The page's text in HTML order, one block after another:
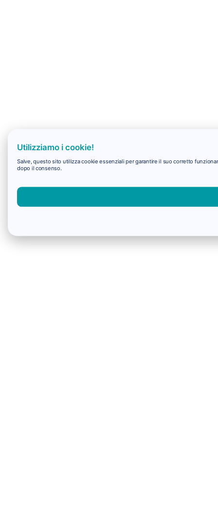
Utilizziamo i cookie!
Salve, questo sito utilizza cookie essenziali per garantire il suo corretto
dopo il consenso.